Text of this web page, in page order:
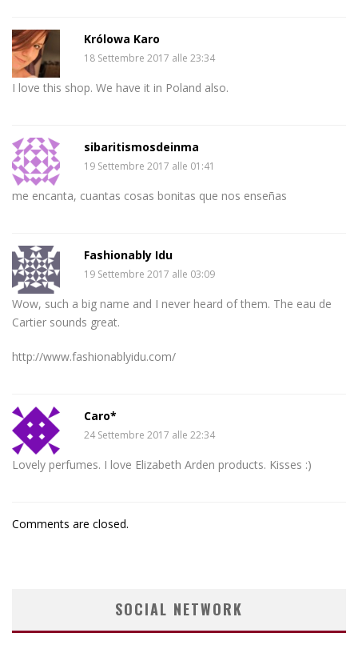
Królowa Karo
18 Settembre 2017 alle 23:34
I love this shop. We have it in Poland also.
sibaritismosdeinma
19 Settembre 2017 alle 01:41
me encanta, cuantas cosas bonitas que nos enseñas
Fashionably Idu
19 Settembre 2017 alle 03:09
Wow, such a big name and I never heard of them. The eau de
Cartier sounds great.
http://www.fashionablyidu.com/
Caro*
24 Settembre 2017 alle 22:34
Lovely perfumes. I love Elizabeth Arden products. Kisses :)
Comments are closed.
SOCIAL NETWORK